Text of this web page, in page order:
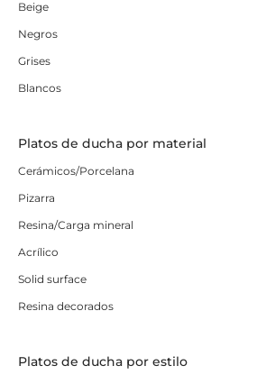
Beige
Negros
Grises
Blancos
Platos de ducha por material
Cerámicos/Porcelana
Pizarra
Resina/Carga mineral
Acrílico
Solid surface
Resina decorados
Platos de ducha por estilo